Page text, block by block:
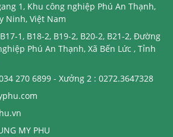
1, Khu công nghiệp Phú An Thạnh,
Ninh, Việt Nam
1, B18-2, B19-2, B20-2, B21-2, Đường
Phú An Thạnh, Xã Bến Lức , Tỉnh
270 6899 - Xưởng 2 : 0272.3647328
MY PHU